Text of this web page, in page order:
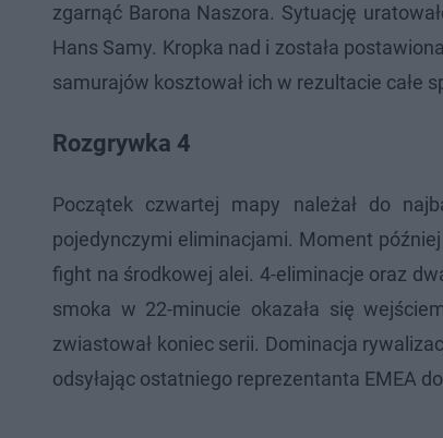
zgarnąć Barona Naszora. Sytuację
Hans Samy. Kropka nad i została
samurajów kosztował ich w rezultacie całe
Rozgrywka 4
Początek czwartej mapy należał do
pojedynczymi eliminacjami. Moment
fight na środkowej alei. 4-eliminacje oraz
smoka w 22-minucie okazała się
zwiastował koniec serii. Dominacja
odsyłając ostatniego reprezentanta EMEA